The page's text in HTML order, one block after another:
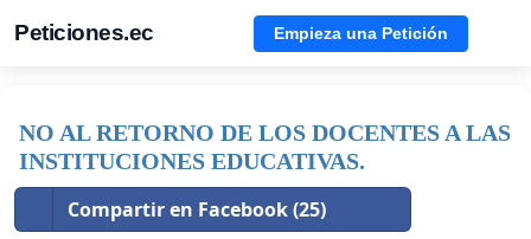
Peticiones.ec Empieza una Petición
NO AL RETORNO DE LOS DOCENTES A LAS
INSTITUCIONES EDUCATIVAS.
Compartir en Facebook (25)